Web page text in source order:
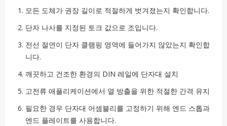
모든 도체가 권장 길이로 적절하게 벗겨졌는지 확인합니다.
단자 나사를 지정된 토크 값으로 조입니다.
전선 절연이 단자 클램핑 영역에 들어가지 않았는지 확인합
니다.
깨끗하고 건조한 환경의 DIN 레일에 단자대 설치
고전류 애플리케이션에서 열 방출을 위한 적절한 간격 유지
필요한 경우 단자대 어셈블리를 고정하기 위해 엔드 스톱과
엔드 플레이트를 사용합니다.